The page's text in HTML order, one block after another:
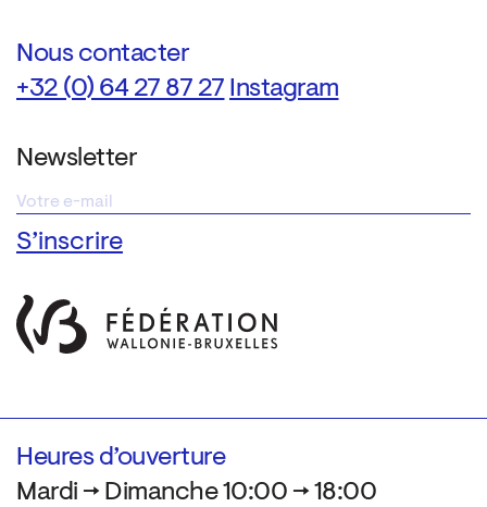
Nous contacter
+32 (0) 64 27 87 27 Instagram
Newsletter
Heures d’ouverture
Mardi → Dimanche 10:00 → 18:00